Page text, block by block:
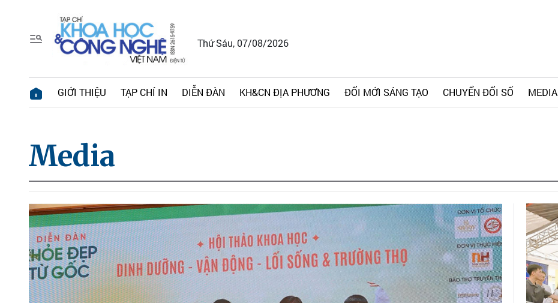
Thứ Sáu, 07/08/2026
GIỚI THIỆU TẠP CHÍ IN DIỄN ĐÀN KH&CN ĐỊA PHƯƠNG ĐỔI MỚI SÁNG TẠO CHUYỂN ĐỔI SỐ MEDIA
Media